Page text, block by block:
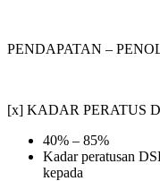
PENDAPATAN –
[x] KADAR PERATUS
40% – 85%
Kadar peratusan
kepada